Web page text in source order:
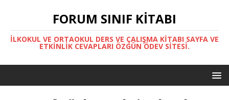
FORUM SINIF KITABI
İLKOKUL VE ORTAOKUL DERS VE ÇALIŞMA KITABI SAYFA VE
ETKINLIK CEVAPLARI ÖZGÜN ÖDEV SITESI.